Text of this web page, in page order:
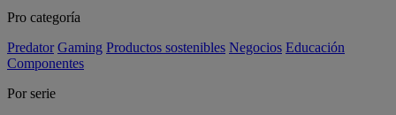
Pro categoría
Predator Gaming Productos sostenibles Negocios Educación
Componentes
Por serie